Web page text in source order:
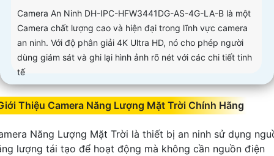
Camera An Ninh DH-IPC-HFW3441DG-AS-4G-LA-B là một
Camera chất lượng cao và hiện đại trong lĩnh vực camera
an ninh. Với độ phân giải 4K Ultra HD, nó cho phép người
dùng giám sát và ghi lại hình ảnh rõ nét với các chi tiết tinh
tế
Thiệu Camera Năng Lượng Mặt Trời Chính Hãng
Năng Lượng Mặt Trời là thiết bị an ninh sử dụng
lượng tái tạo để hoạt động mà không cần nguồn điện